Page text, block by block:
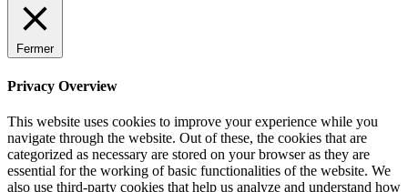
Fermer
Privacy Overview
This website uses cookies to improve your experience while you
navigate through the website. Out of these, the cookies that are
categorized as necessary are stored on your browser as they are
essential for the working of basic functionalities of the website. We
also use third-party cookies that help us analyze and understand how